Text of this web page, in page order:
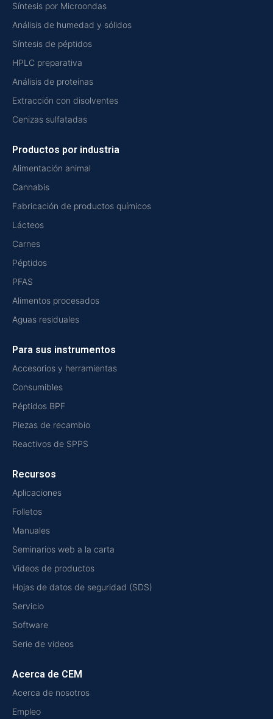
Síntesis por Microondas
Análisis de humedad y sólidos
Síntesis de péptidos
HPLC preparativa
Análisis de proteínas
Extracción con disolventes
Cenizas sulfatadas
Productos por industria
Alimentación animal
Cannabis
Fabricación de productos químicos
Lácteos
Carnes
Péptidos
PFAS
Alimentos procesados
Aguas residuales
Para sus instrumentos
Accesorios y herramientas
Consumibles
Péptidos BPF
Piezas de recambio
Reactivos de SPPS
Recursos
Aplicaciones
Folletos
Manuales
Seminarios web a la carta
Videos de productos
Hojas de datos de seguridad (SDS)
Servicio
Software
Serie de videos
Acerca de CEM
Acerca de nosotros
Empleo